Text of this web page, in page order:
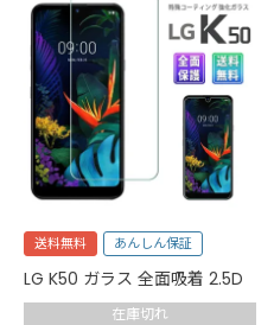
送料無料 あんしん保証
LG K50 ガラス 全面吸着 2.5D
在庫切れ